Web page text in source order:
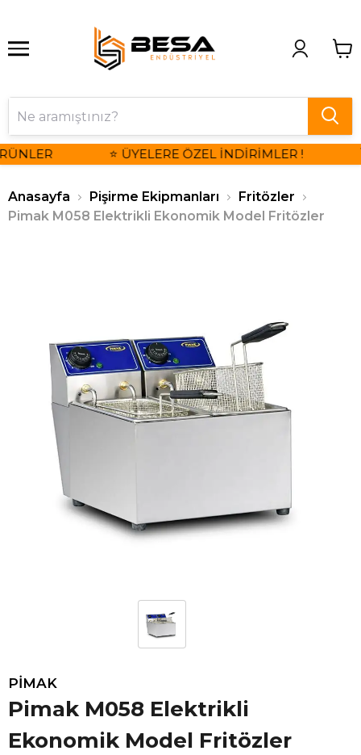
⭐ ÜYELERE ÖZEL İNDİRİMLER !
Anasayfa Pişirme Ekipmanları
Fritözler
Pimak M058 Elektrikli Ekonomik Model Fritözler
PİMAK
Pimak M058 Elektrikli
Ekonomik Model Fritözler